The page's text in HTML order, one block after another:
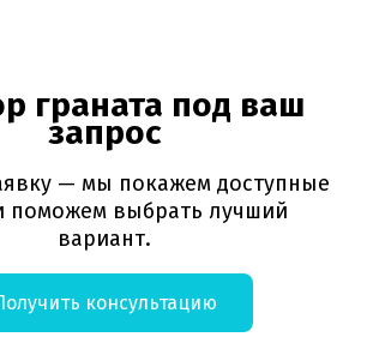
граната под ваш
запрос
— мы покажем доступные
поможем выбрать лучший
вариант.
консультацию